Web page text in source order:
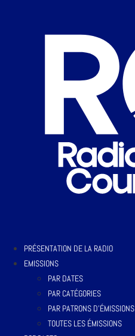
PRÉSENTATION DE LA RADIO
EMISSIONS
PAR DATES
PAR CATÉGORIES
PAR PATRONS D’ÉMISSIONS
TOUTES LES ÉMISSIONS